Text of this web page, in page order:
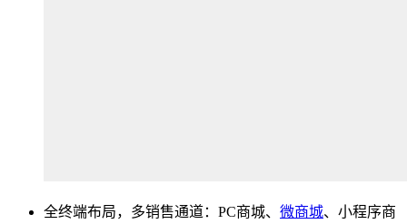
全终端布局，多销售通道：PC商城、 微商城、小程序商